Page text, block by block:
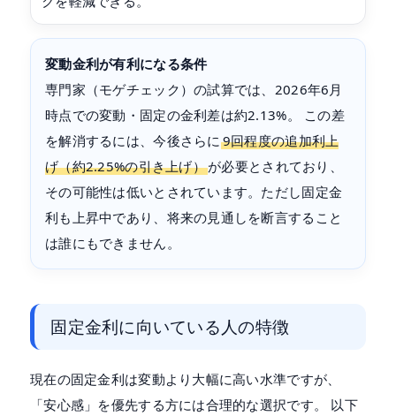
変動金利が有利になる条件
専門家（モゲチェック）の試算では、2026年6月
時点での変動・固定の金利差は約2.13%。 この差
を解消するには、今後さらに9回程度の追加利上
げ（約2.25%の引き上げ）が必要とされており、
その可能性は低いとされています。ただし固定金
利も上昇中であり、将来の見通しを断言すること
は誰にもできません。
固定金利に向いている人の特徴
現在の固定金利は変動より大幅に高い水準ですが、
「安心感」を優先する方には合理的な選択です。 以下